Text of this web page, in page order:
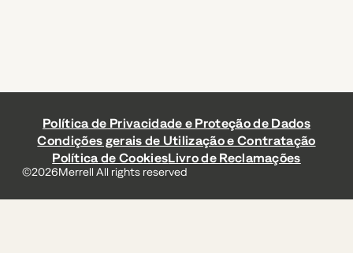
Política de Privacidade e Proteção de Dados
Condições gerais de Utilização e Contratação
Política de CookiesLivro de Reclamações
©2026Merrell All rights reserved